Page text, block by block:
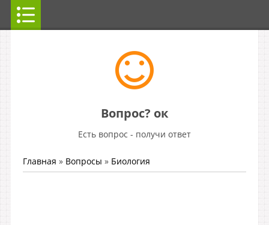
Вопрос? ок
Есть вопрос - получи ответ
Главная » Вопросы » Биология